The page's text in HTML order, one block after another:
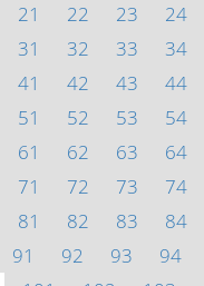
21
22 23 24
31
32 33 34
41
42 43 44
51
52 53 54
61
62 63 64
71
72 73 74
81
82 83 84
91
92 93 94